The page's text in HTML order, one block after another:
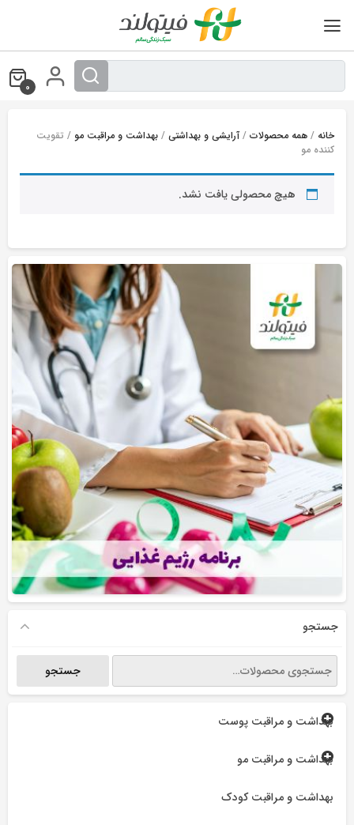
0
خانه / همه محصولات / آرایشی و بهداشتی / بهداشت و مراقبت مو / تقویت
کننده مو
هیچ محصولی یافت نشد.
جستجو
جستجو
برای:
جستجو
بهداشت و مراقبت پوست
بهداشت و مراقبت مو
بهداشت و مراقبت کودک